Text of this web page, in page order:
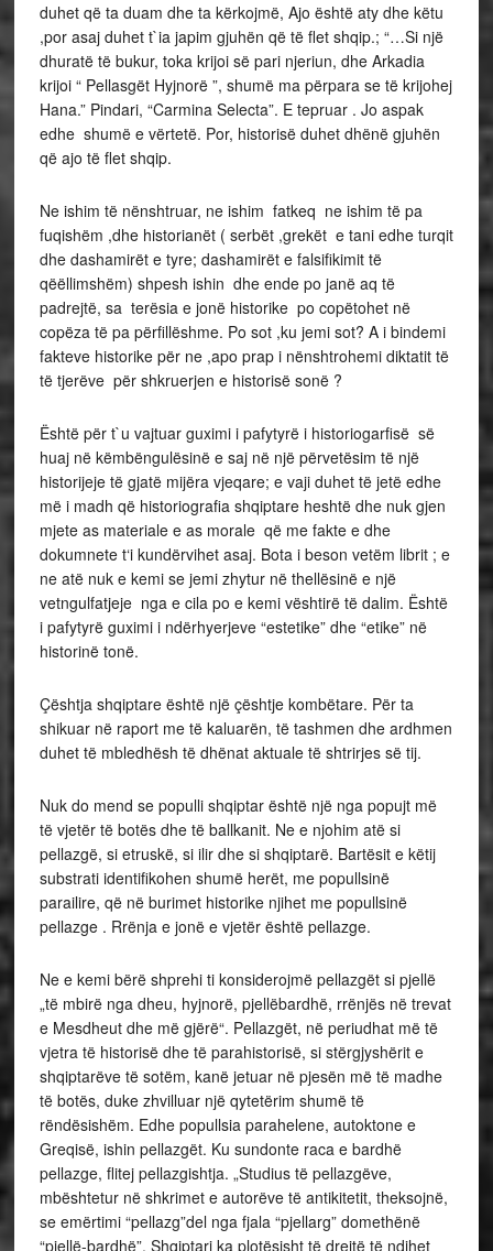
duhet që ta duam dhe ta kërkojmë, Ajo është aty dhe këtu
,por asaj duhet t`ia japim gjuhën që të flet shqip.; “…Si një
dhuratë të bukur, toka krijoi së pari njeriun, dhe Arkadia
krijoi “ Pellasgët Hyjnorë ”, shumë ma përpara se të krijohej
Hana.” Pindari, “Carmina Selecta”. E tepruar . Jo aspak
edhe shumë e vërtetë. Por, historisë duhet dhënë gjuhën
që ajo të flet shqip.
Ne ishim të nënshtruar, ne ishim fatkeq ne ishim të pa
fuqishëm ,dhe historianët ( serbët ,grekët e tani edhe turqit
dhe dashamirët e tyre; dashamirët e falsifikimit të
qëëllimshëm) shpesh ishin dhe ende po janë aq të
padrejtë, sa terësia e jonë historike po copëtohet në
copëza të pa përfillëshme. Po sot ,ku jemi sot? A i bindemi
fakteve historike për ne ,apo prap i nënshtrohemi diktatit të
të tjerëve për shkruerjen e historisë sonë ?
Është për t`u vajtuar guximi i pafytyrë i historiogarfisë së
huaj në këmbëngulësinë e saj në një përvetësim të një
historijeje të gjatë mijëra vjeqare; e vaji duhet të jetë edhe
më i madh që historiografia shqiptare heshtë dhe nuk gjen
mjete as materiale e as morale që me fakte e dhe
dokumnete t‘i kundërvihet asaj. Bota i beson vetëm librit ; e
ne atë nuk e kemi se jemi zhytur në thellësinë e një
vetngulfatjeje nga e cila po e kemi vështirë të dalim. Është
i pafytyrë guximi i ndërhyerjeve “estetike” dhe “etike” në
historinë tonë.
Çështja shqiptare është një çështje kombëtare. Për ta
shikuar në raport me të kaluarën, të tashmen dhe ardhmen
duhet të mbledhësh të dhënat aktuale të shtrirjes së tij.
Nuk do mend se populli shqiptar është një nga popujt më
të vjetër të botës dhe të ballkanit. Ne e njohim atë si
pellazgë, si etruskë, si ilir dhe si shqiptarë. Bartësit e këtij
substrati identifikohen shumë herët, me popullsinë
parailire, që në burimet historike njihet me popullsinë
pellazge . Rrënja e jonë e vjetër është pellazge.
Ne e kemi bërë shprehi ti konsiderojmë pellazgët si pjellë
„të mbirë nga dheu, hyjnorë, pjellëbardhë, rrënjës në trevat
e Mesdheut dhe më gjërë“. Pellazgët, në periudhat më të
vjetra të historisë dhe të parahistorisë, si stërgjyshërit e
shqiptarëve të sotëm, kanë jetuar në pjesën më të madhe
të botës, duke zhvilluar një qytetërim shumë të
rëndësishëm. Edhe popullsia parahelene, autoktone e
Greqisë, ishin pellazgët. Ku sundonte raca e bardhë
pellazge, flitej pellazgishtja. „Studius të pellazgëve,
mbështetur në shkrimet e autorëve të antikitetit, theksojnë,
se emërtimi “pellazg”del nga fjala “pjellarg” domethënë
“pjellë-bardhë”. Shqiptari ka plotësisht të drejtë të ndihet